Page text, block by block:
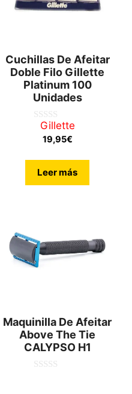
Cuchillas De Afeitar
Doble Filo Gillette
Platinum 100
Unidades
Gillette
19,95€
Leer más
Maquinilla De Afeitar
Above The Tie
CALYPSO H1